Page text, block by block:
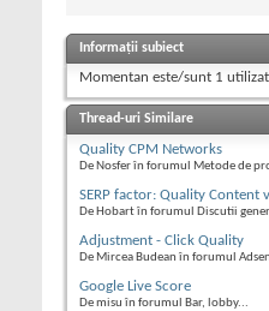
Informații subiect
Momentan este/sunt 1
Thread-uri Similare
Quality CPM Networks
De Nosfer în forumul Metode de
SERP factor: Quality Content
De Hobart în forumul Discutii
Adjustment - Click Quality
De Mircea Budean în forumul
Google Live Score
De misu în forumul Bar, lobby...